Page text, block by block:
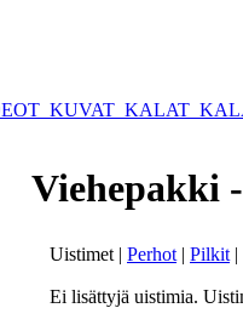
KUVAT KALAT
Viehepakki
Uistimet | Perhot | Pilkit |
Ei lisättyjä uistimia.